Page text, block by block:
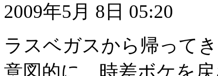
2009年5月 8日 05:20
ラスベガスから帰って
意図的に、時差ボケを